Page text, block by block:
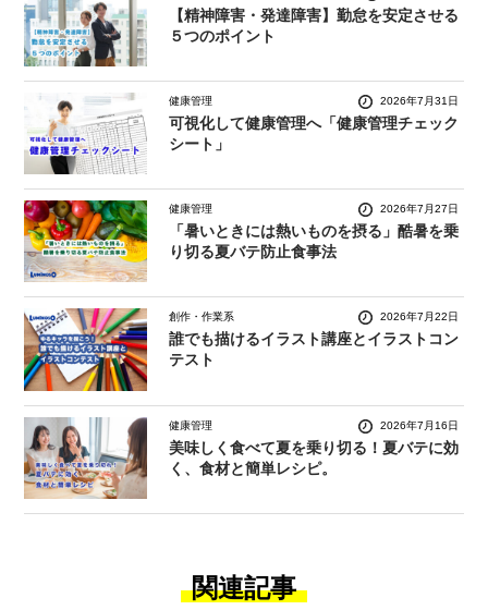
【精神障害・発達障害】勤怠を安定させる
５つのポイント
健康管理 2026年7月31日
可視化して健康管理へ「健康管理チェック
シート」
健康管理 2026年7月27日
「暑いときには熱いものを摂る」酷暑を乗
り切る夏バテ防止食事法
創作・作業系 2026年7月22日
誰でも描けるイラスト講座とイラストコン
テスト
健康管理 2026年7月16日
美味しく食べて夏を乗り切る！夏バテに効
く、食材と簡単レシピ。
関連記事